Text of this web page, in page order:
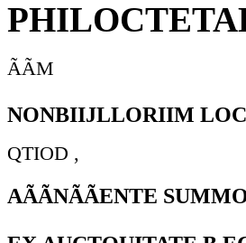
ÃÃM
NONBIIJLLORIIM
QTIOD ,
AÃÃNÃÃENTE